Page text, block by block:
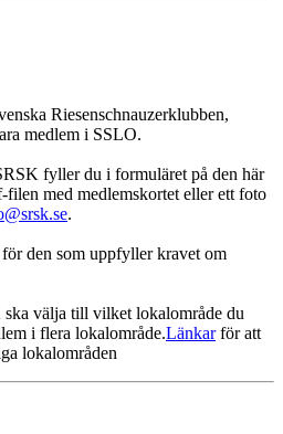
Riesenschnauzerklubben,
medlem i SSLO.
fyller du i formuläret på den här
med medlemskortet eller ett foto
.
den som uppfyller kravet om
välja till vilket lokalområde du
i flera lokalområde.Länkarför att
lokalområden